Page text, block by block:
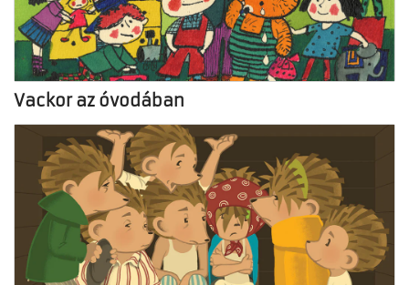
Vackor az óvodában